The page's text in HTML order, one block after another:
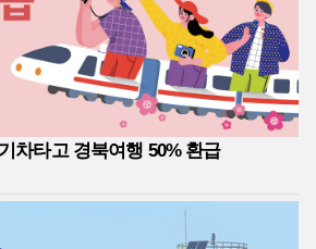
차타고 경북여행 50% 환급